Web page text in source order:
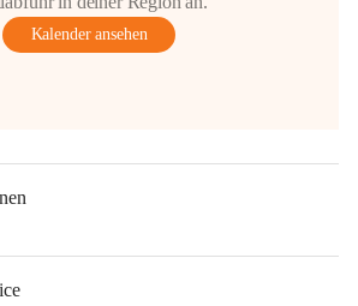
Kalender ansehen